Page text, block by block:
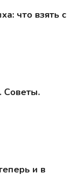
что взять с
Советы.
и в